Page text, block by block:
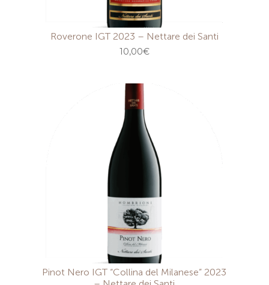
Roverone IGT 2023 – Nettare dei Santi
10,00€
Pinot Nero IGT “Collina del Milanese” 2023